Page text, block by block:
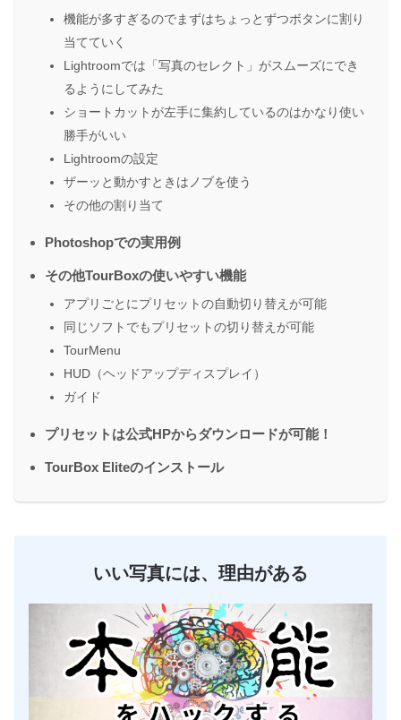
機能が多すぎるのでまずはちょっとずつボタンに割り
当てていく
Lightroomでは「写真のセレクト」がスムーズにでき
るようにしてみた
ショートカットが左手に集約しているのはかなり使い
勝手がいい
Lightroomの設定
ザーッと動かすときはノブを使う
その他の割り当て
Photoshopでの実用例
その他TourBoxの使いやすい機能
アプリごとにプリセットの自動切り替えが可能
同じソフトでもプリセットの切り替えが可能
TourMenu
HUD（ヘッドアップディスプレイ）
ガイド
プリセットは公式HPからダウンロードが可能！
TourBox Eliteのインストール
いい写真には、理由がある